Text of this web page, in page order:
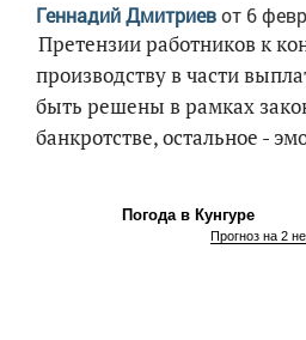
Геннадий Дмитриевот 6
Претензии работников к
производству в части
быть решены в рамках
банкротстве, остальное -
Погода в Кунгуре
Прогноз на 2